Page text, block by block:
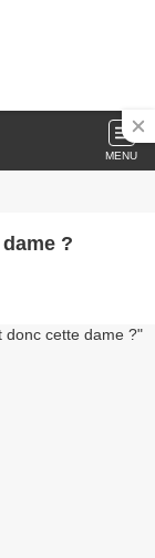
MENU
?